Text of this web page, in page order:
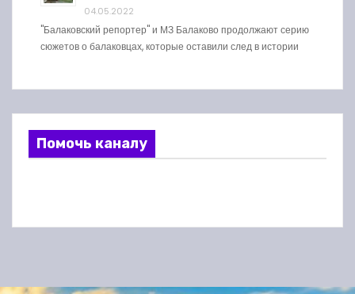
04.05.2022
"Балаковский репортер" и МЗ Балаково продолжают серию
сюжетов о балаковцах, которые оставили след в истории
Помочь каналу